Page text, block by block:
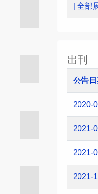
[ 全部
出刊
公告日
2020-
2021-
2021-
2021-